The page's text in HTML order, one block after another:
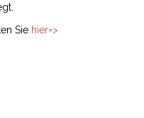
Sie hier=>